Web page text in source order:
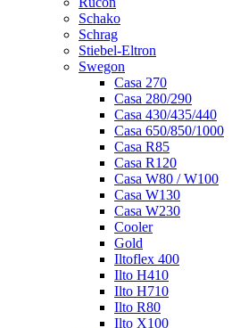
Schako
Schrag
Stiebel-Eltron
Swegon
Casa 270
Casa 280/290
Casa 430/435/440
Casa 650/850/1000
Casa R85
Casa R120
Casa W80 / W100
Casa W130
Casa W230
Cooler
Gold
Iltoflex 400
Ilto H410
Ilto H710
Ilto R80
Ilto X100